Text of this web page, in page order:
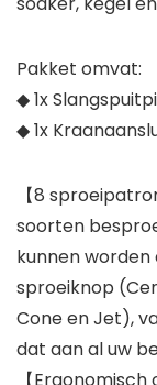
Pakket omvat:
◆ 1x
◆ 1x
【8
soorten
kunnen
sproeiknop
Cone en Jet),
dat aan al uw